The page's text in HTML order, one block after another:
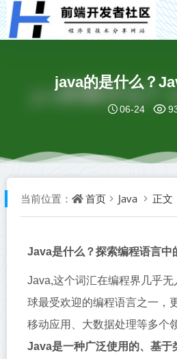
java的是什么？
06-24
当前位置： 首页 Java 正文
Java是什么？探索编程语言中
Java,这个词汇在编程界几乎
球最受欢迎的编程语言之一，
移动应用、大数据处理等多个
Java是一种广泛使用的、基于